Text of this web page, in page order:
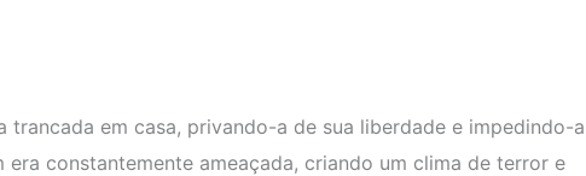
trancada em casa, privando-a de sua liberdade e impedindo-a
era constantemente ameaçada, criando um clima de terror e